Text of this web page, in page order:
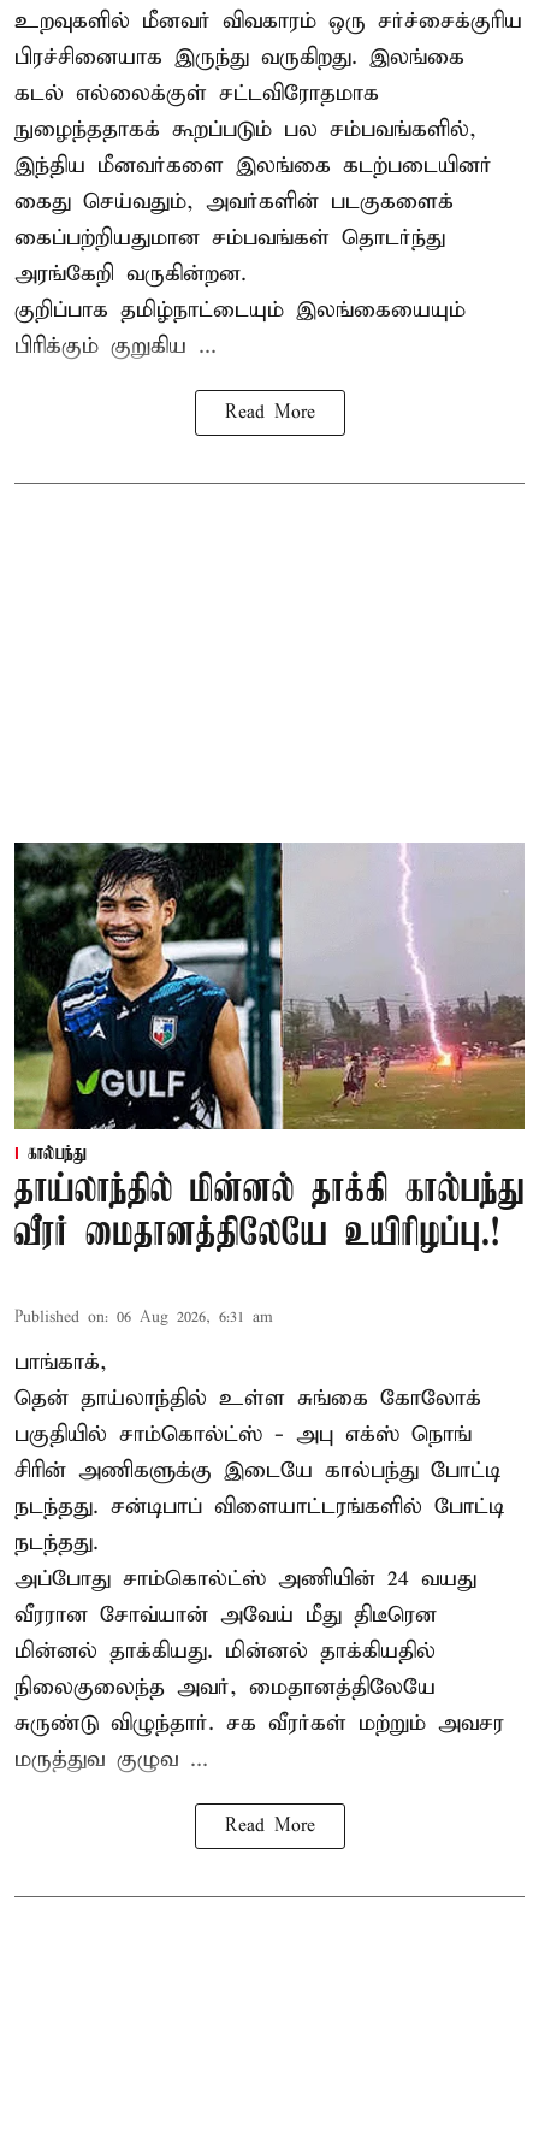
உறவுகளில் மீனவர் விவகாரம் ஒரு சர்ச்சைக்குரிய
பிரச்சினையாக இருந்து வருகிறது. இலங்கை
கடல் எல்லைக்குள் சட்டவிரோதமாக
நுழைந்ததாகக் கூறப்படும் பல சம்பவங்களில்,
இந்திய மீனவர்களை இலங்கை கடற்படையினர்
கைது செய்வதும், அவர்களின் படகுகளைக்
கைப்பற்றியதுமான சம்பவங்கள் தொடர்ந்து
அரங்கேறி வருகின்றன.
குறிப்பாக தமிழ்நாட்டையும் இலங்கையையும்
பிரிக்கும் குறுகிய ...
Read More
கால்பந்து
தாய்லாந்தில் மின்னல் தாக்கி கால்பந்து
வீரர் மைதானத்திலேயே உயிரிழப்பு.!
Published on: 06 Aug 2026, 6:31 am
பாங்காக்,
தென் தாய்லாந்தில் உள்ள சுங்கை கோலோக்
பகுதியில் சாம்கொல்ட்ஸ் - அபு எக்ஸ் நொங்
சிரின் அணிகளுக்கு இடையே கால்பந்து போட்டி
நடந்தது. சன்டிபாப் விளையாட்டரங்களில் போட்டி
நடந்தது.
அப்போது சாம்கொல்ட்ஸ் அணியின் 24 வயது
வீரரான சோவ்யான் அவேய் மீது திடீரென
மின்னல் தாக்கியது. மின்னல் தாக்கியதில்
நிலைகுலைந்த அவர், மைதானத்திலேயே
சுருண்டு விழுந்தார். சக வீரர்கள் மற்றும் அவசர
மருத்துவ குழுவ ...
Read More